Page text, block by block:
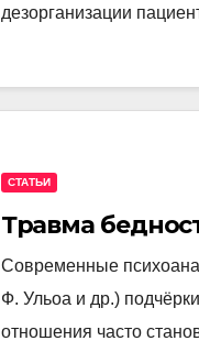
дезорганизации
СТАТЬИ
Травма
Современные
Ф. Ульоа и др.)
отношения часто